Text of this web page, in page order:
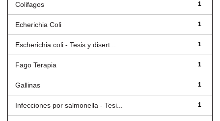
1
Colifagos
1
Echerichia Coli
1
Escherichia coli - Tesis y disert...
1
Fago Terapia
1
Gallinas
1
Infecciones por salmonella - Tesi...